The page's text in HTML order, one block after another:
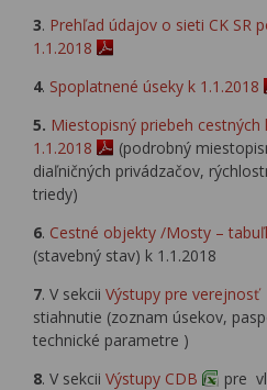
3. Prehľad údajov o sieti CK SR
1.1.2018
4. Spoplatnené úseky k 1.1.2018
5. Miestopisný priebeh cestných
1.1.2018
(podrobný
diaľničných privádzačov,
triedy)
6. Cestné objekty /Mosty –
(stavebný stav) k 1.1.2018
7. V sekcii Výstupy pre verejnosť
stiahnutie (zoznam úsekov,
technické parametre )
8. V sekcii Výstupy CDB
pre